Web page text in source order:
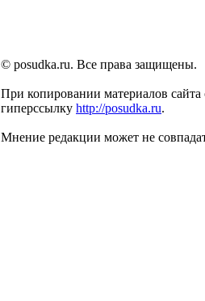
© posudka.ru. Все права защищены.
При копировании материалов сайта
гиперссылку http://posudka.ru.
Мнение редакции может не